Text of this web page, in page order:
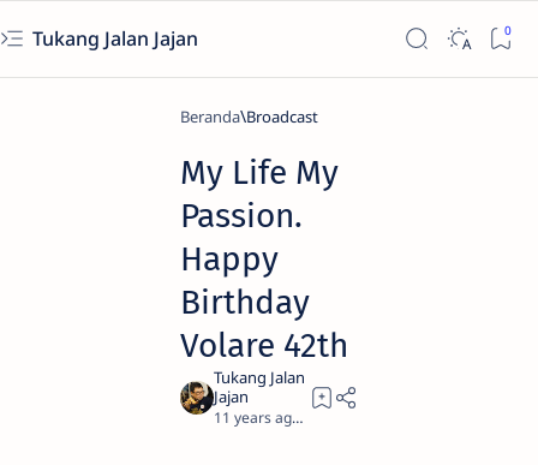
Tukang Jalan Jajan
Beranda Broadcast
My Life My
Passion.
Happy
Birthday
Volare 42th
11 years ago